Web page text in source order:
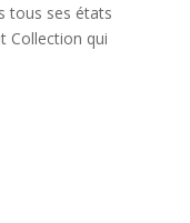
tous ses états
Collection qui